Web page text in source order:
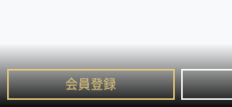
会員登録